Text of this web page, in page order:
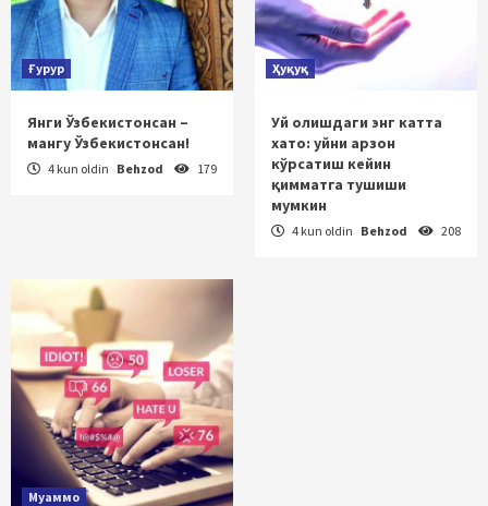
Ғурур
Янги Ўзбекистонсан –
мангу Ўзбекистонсан!
4 kun oldin Behzod 179
Ҳуқуқ
Уй олишдаги энг катта
хато: уйни арзон
кўрсатиш кейин
қимматга тушиши
мумкин
4 kun oldin Behzod 208
Муаммо